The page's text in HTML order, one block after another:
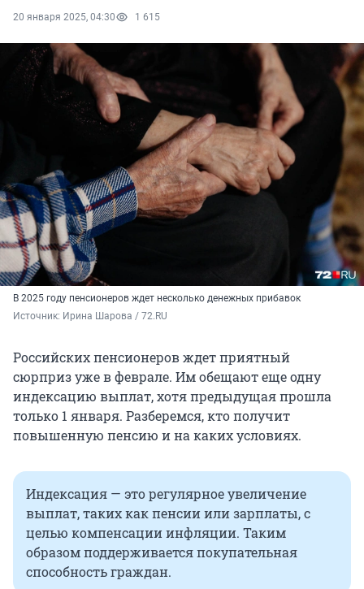
20 января 2025, 04:30 1 615
В 2025 году пенсионеров ждет несколько денежных прибавок
Источник: Ирина Шарова / 72.RU
Российских пенсионеров ждет приятный
сюрприз уже в феврале. Им обещают еще одну
индексацию выплат, хотя предыдущая прошла
только 1 января. Разберемся, кто получит
повышенную пенсию и на каких условиях.
Индексация — это регулярное увеличение
выплат, таких как пенсии или зарплаты, с
целью компенсации инфляции. Таким
образом поддерживается покупательная
способность граждан.